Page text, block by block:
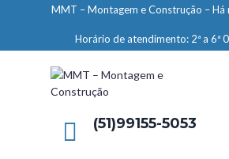
ENGENHARIA
LIMPEZA E CONSERVAÇÃO
MANUTENÇÃO PREDIAL
MMT – Montagem e Construção – Há
Horário de atendimento: 2ª a 6ª
(51)99155-5053